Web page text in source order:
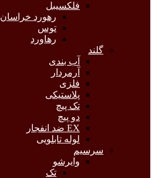
فلکسیبل
رهورد خراسان
توس
رهاورد
گلند
آب بندی
آرمردار
فلزی
پلاستیکی
تک پیچ
دو پیچ
EX ضد انفجار
لوله تابلویی
سرسیم
وایرشو
تک